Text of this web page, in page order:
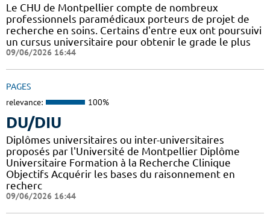
Le CHU de Montpellier compte de nombreux
professionnels paramédicaux porteurs de projet de
recherche en soins. Certains d'entre eux ont poursuivi
un cursus universitaire pour obtenir le grade le plus
09/06/2026 16:44
PAGES
relevance: 100%
DU/DIU
Diplômes universitaires ou inter-universitaires
proposés par l'Université de Montpellier Diplôme
Universitaire Formation à la Recherche Clinique
Objectifs Acquérir les bases du raisonnement en
recherc
09/06/2026 16:44